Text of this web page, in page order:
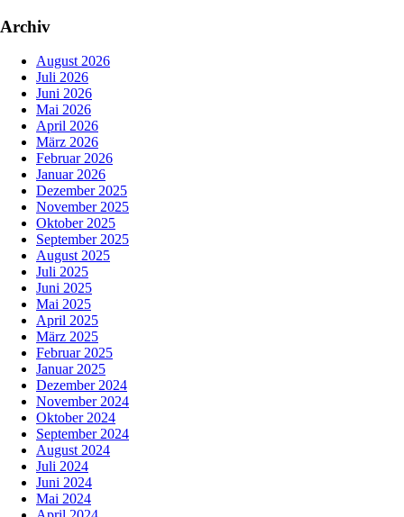
Archiv
August 2026
Juli 2026
Juni 2026
Mai 2026
April 2026
März 2026
Februar 2026
Januar 2026
Dezember 2025
November 2025
Oktober 2025
September 2025
August 2025
Juli 2025
Juni 2025
Mai 2025
April 2025
März 2025
Februar 2025
Januar 2025
Dezember 2024
November 2024
Oktober 2024
September 2024
August 2024
Juli 2024
Juni 2024
Mai 2024